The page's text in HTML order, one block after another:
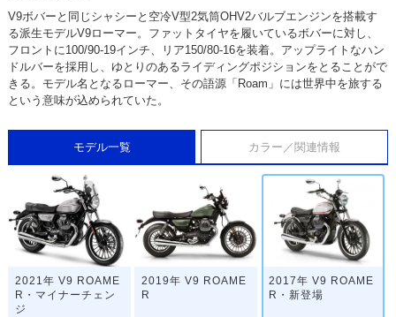
V9ボバーと同じシャシーと空冷V型2気筒OHV2バルブエンジンを搭載す
る派生モデルV9ローマー。ファットタイヤを履いているボバーに対し、
フロントに100/90-19インチ、リア150/80-16を装着。アップライトなハン
ドルバーを採用し、ゆとりのあるライディングポジションをとることがで
きる。モデル名となるローマー、その語源「Roam」には世界中を旅する
という意味が込められていた。
モデル一覧 カラー／関連情報
2021年 V9 ROAME
R・マイナーチェン
ジ
2019年 V9 ROAME
R
2017年 V9 ROAME
R・新登場